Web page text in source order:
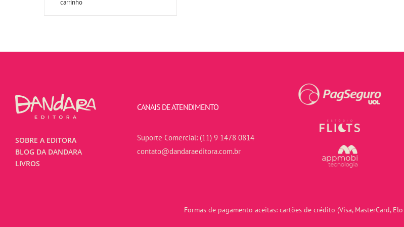
carrinho
SOBRE A EDITORA
BLOG DA DANDARA
LIVROS
CANAIS DE ATENDIMENTO
Suporte Comercial: (11) 9 1478 0814
contato@dandaraeditora.com.br
Formas de pagamento aceitas: cartões de crédito (Visa, MasterCard,